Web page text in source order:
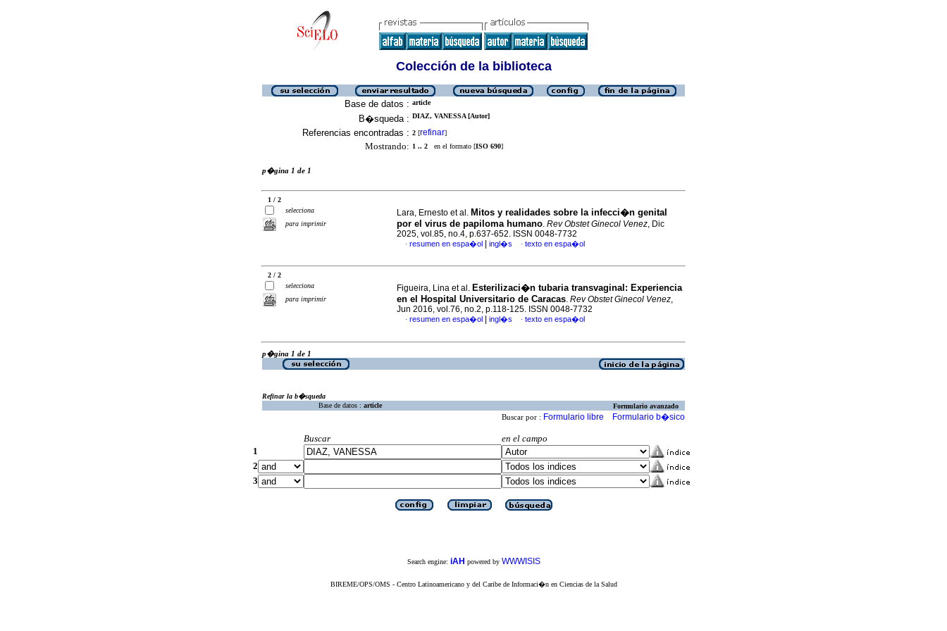
Colección de la biblioteca
Base de datos : article
B�squeda : DIAZ, VANESSA [Autor]
Referencias encontradas : 2 [refinar]
Mostrando: 1 .. 2 en el formato [ISO 690]
p�gina 1 de 1
1 / 2
selecciona
para imprimir
Lara, Ernesto et al. Mitos y realidades sobre la infecci�n genital
por el virus de papiloma humano. Rev Obstet Ginecol Venez, Dic
2025, vol.85, no.4, p.637-652. ISSN 0048-7732
· resumen en espa�ol ingl�s · texto en espa�ol
2 / 2
selecciona
para imprimir
Figueira, Lina et al. Esterilizaci�n tubaria transvaginal : Experiencia
en el Hospital Universitario de Caracas. Rev Obstet Ginecol Venez,
Jun 2016, vol.76, no.2, p.118-125. ISSN 0048-7732
· resumen en espa�ol ingl�s · texto en espa�ol
p�gina 1 de 1
Refinar la b�squeda
Base de datos : article Formulario avanzado
Buscar por : Formulario libre Formulario b�sico
Buscar
en el campo
1
2
3
Search engine: iAH powered by WWWISIS
BIREME/OPS/OMS - Centro Latinoamericano y del Caribe de Informaci�n en Ciencias de la Salud